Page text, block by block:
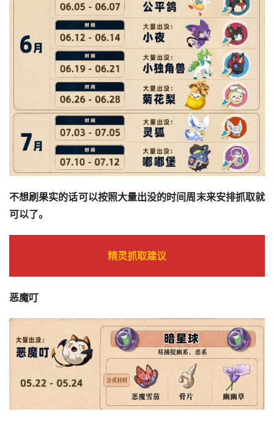
不想刷果实的话可以按照大量出没的时间周末来安排抓取就
可以了。
精灵抓取建议
恶魔叮